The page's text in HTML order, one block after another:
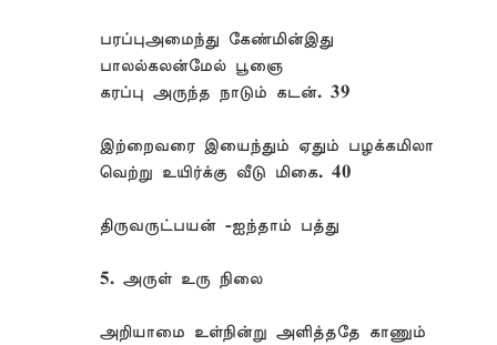
பரப்புஅமைந்து கேண்மின்இது
பாலல்கலன்மேல் பூஞை
கரப்பு அருந்த நாடும் கடன். 39
இற்றைவரை இயைந்தும் ஏதும் பழக்கமிலா
வெற்று உயிர்க்கு வீடு மிகை. 40
திருவருட்பயன் -ஐந்தாம் பத்து
5. அருள் உரு நிலை
அறியாமை உள்நின்று அளித்ததே காணும்